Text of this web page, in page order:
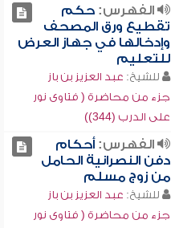
الفهرس:حكم
تقطيع ورق المصحف
وإدخالها في جهاز العرض
للتعليم
للشيخ: عبد العزيز بن باز
جزء من محاضرة ( فتاوى نور
على الدرب (344))
الفهرس:أحكام
دفن النصرانية الحامل
من زوج مسلم
للشيخ: عبد العزيز بن باز
جزء من محاضرة ( فتاوى نور